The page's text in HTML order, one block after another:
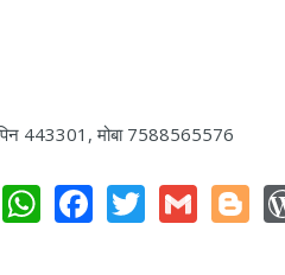
पिन 443301, मोबा 7588565576
WhatsApp
Facebook
Twitter